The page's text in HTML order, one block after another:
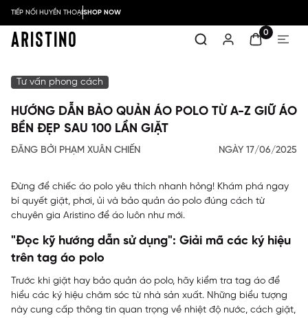
TIẾP NỐI HUYỀN THOẠISHOP NOW
0
Tư vấn phong cách
HƯỚNG DẪN BẢO QUẢN ÁO POLO TỪ A-Z GIỮ ÁO
BỀN ĐẸP SAU 100 LẦN GIẶT
ĐĂNG BỞI PHẠM XUÂN CHIẾN NGÀY 17/06/2025
Đừng để chiếc áo polo yêu thích nhanh hỏng! Khám phá ngay
bí quyết giặt, phơi, ủi và bảo quản áo polo đúng cách từ
chuyên gia Aristino để áo luôn như mới.
"Đọc kỹ hướng dẫn sử dụng": Giải mã các ký hiệu
trên tag áo polo
Trước khi giặt hay bảo quản áo polo, hãy kiểm tra tag áo để
hiểu các ký hiệu chăm sóc từ nhà sản xuất. Những biểu tượng
này cung cấp thông tin quan trọng về nhiệt độ nước, cách giặt,